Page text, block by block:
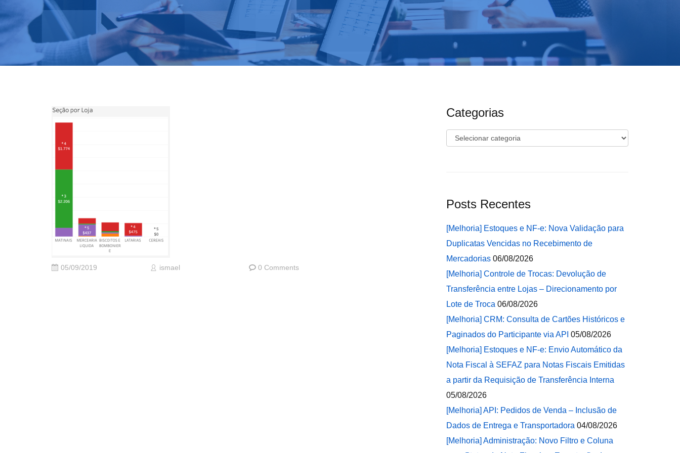
05/09/2019 ismael 0 Comments
Categorias
Categorias
Posts Recentes
[Melhoria] Estoques e NF-e: Nova Validação para
Duplicatas Vencidas no Recebimento de
Mercadorias 06/08/2026
[Melhoria] Controle de Trocas: Devolução de
Transferência entre Lojas – Direcionamento por
Lote de Troca 06/08/2026
[Melhoria] CRM: Consulta de Cartões Históricos e
Paginados do Participante via API 05/08/2026
[Melhoria] Estoques e NF-e: Envio Automático da
Nota Fiscal à SEFAZ para Notas Fiscais Emitidas
a partir da Requisição de Transferência Interna
05/08/2026
[Melhoria] API: Pedidos de Venda – Inclusão de
Dados de Entrega e Transportadora 04/08/2026
[Melhoria] Administração: Novo Filtro e Coluna